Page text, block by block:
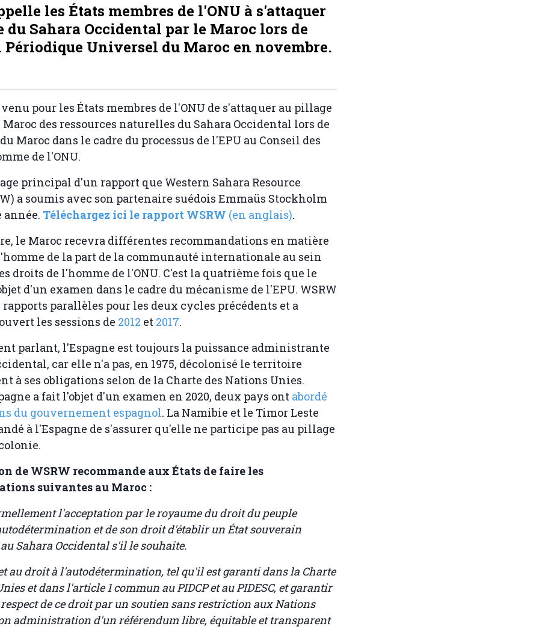
les États membres de l'ONU à s'attaquer
du Sahara Occidental par le Maroc lors de
Universel du Maroc en novembre.
pour les États membres de l'ONU de s'attaquer au pillage
des ressources naturelles du Sahara Occidental lors de
Maroc dans le cadre du processus de l'EPU au Conseil des
de l'ONU.
principal d'un rapport que Western Sahara Resource
a soumis avec son partenaire suédois Emmaüs Stockholm
année. Téléchargez ici le rapport WSRW (en anglais).
le Maroc recevra différentes recommandations en matière
de la part de la communauté internationale au sein
droits de l'homme de l'ONU. C'est la quatrième fois que le
d'un examen dans le cadre du mécanisme de l'EPU. WSRW
rapports parallèles pour les deux cycles précédents et a
les sessions de 2012 et 2017.
parlant, l'Espagne est toujours la puissance administrante
car elle n'a pas, en 1975, décolonisé le territoire
à ses obligations selon de la Charte des Nations Unies.
a fait l'objet d'un examen en 2020, deux pays ont abordé
du gouvernement espagnol. La Namibie et le Timor Leste
à l'Espagne de s'assurer qu'elle ne participe pas au pillage
de WSRW recommande aux États de faire les
suivantes au Maroc :
l'acceptation par le royaume du droit du peuple
et de son droit d'établir un État souverain
Sahara Occidental s'il le souhaite.
au droit à l'autodétermination, tel qu'il est garanti dans la Charte
et dans l'article 1 commun au PIDCP et au PIDESC, et garantir
de ce droit par un soutien sans restriction aux Nations
administration d'un référendum libre, équitable et transparent